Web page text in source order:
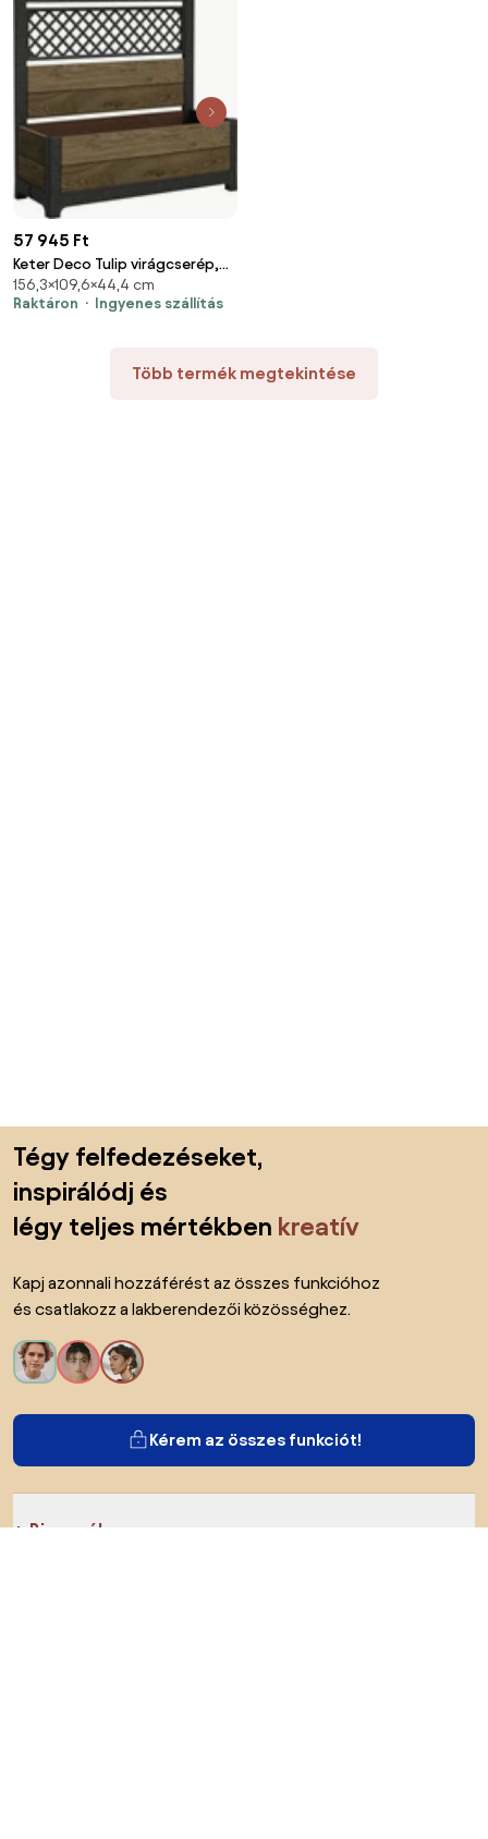
57 945 Ft
Keter Deco Tulip virágcserép,
110 l, 2 panel,barna
156,3×109,6×44,4 cm
Raktáron
Ingyenes szállítás
Több termék megtekintése
Tégy felfedezéseket,
inspirálódj és
légy teljes mértékben kreatív
Kapj azonnali hozzáférést az összes funkcióhoz
és csatlakozz a lakberendezői közösséghez.
Kérem az összes funkciót!
Bianoról